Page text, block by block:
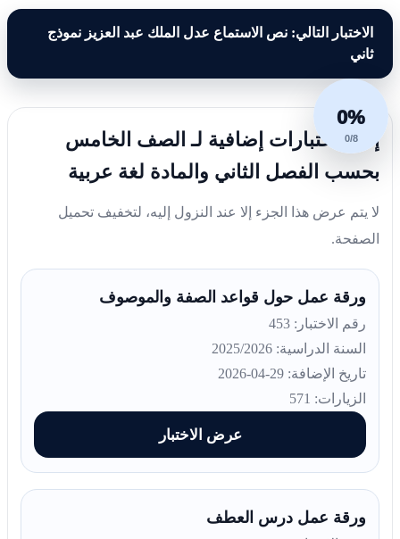
الاختبار التالي: نص الاستماع عدل الملك عبد العزيز نموذج
ثاني
0%
0/8
إليك اختبارات إضافية لـ الصف الخامس
بحسب الفصل الثاني والمادة لغة عربية
لا يتم عرض هذا الجزء إلا عند النزول إليه، لتخفيف تحميل
الصفحة.
ورقة عمل حول قواعد الصفة والموصوف
رقم الاختبار: 453
السنة الدراسية: 2025/2026
تاريخ الإضافة: 29-04-2026
الزيارات: 571
عرض الاختبار
ورقة عمل درس العطف